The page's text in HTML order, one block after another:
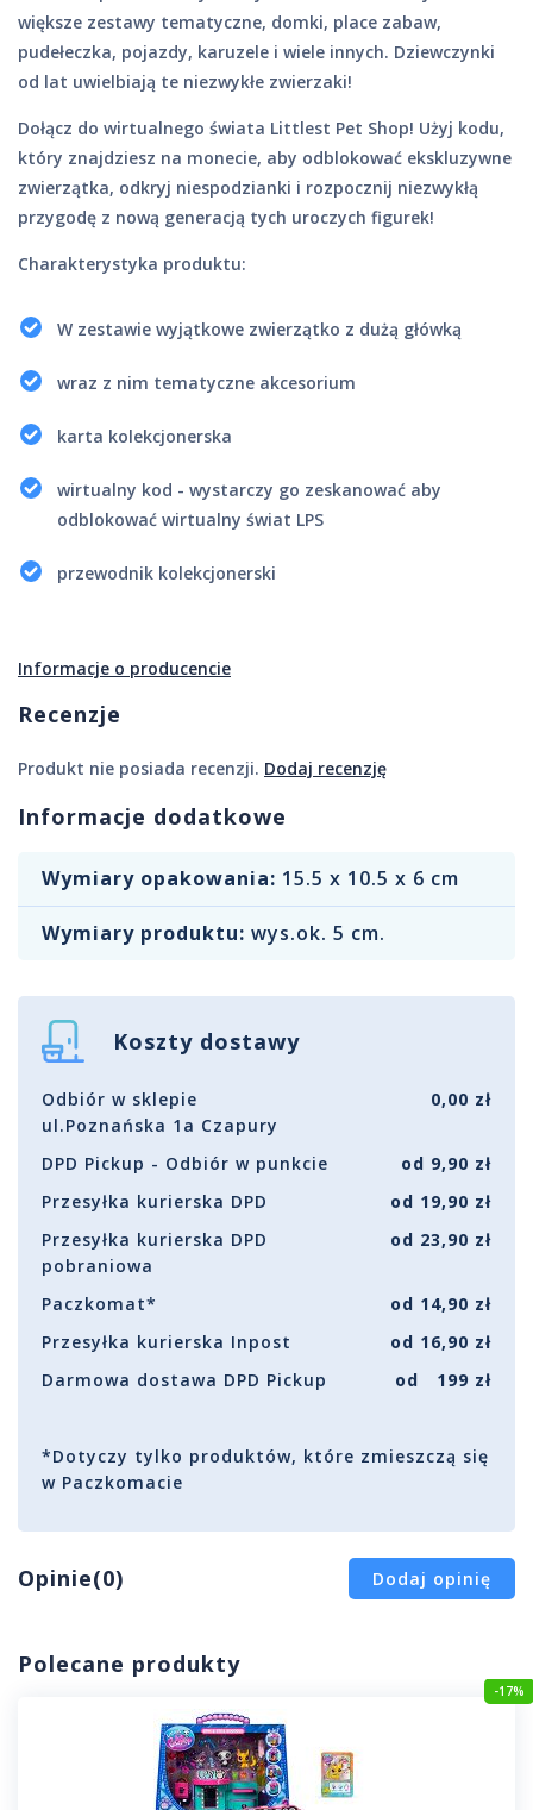
większe zestawy tematyczne, domki, place zabaw,
pudełeczka, pojazdy, karuzele i wiele innych. Dziewczynki
od lat uwielbiają te niezwykłe zwierzaki!
Dołącz do wirtualnego świata Littlest Pet Shop! Użyj kodu,
który znajdziesz na monecie, aby odblokować ekskluzywne
zwierzątka, odkryj niespodzianki i rozpocznij niezwykłą
przygodę z nową generacją tych uroczych figurek!
Charakterystyka produktu:
W zestawie wyjątkowe zwierzątko z dużą główką
wraz z nim tematyczne akcesorium
karta kolekcjonerska
wirtualny kod - wystarczy go zeskanować aby
odblokować wirtualny świat LPS
przewodnik kolekcjonerski
Informacje o producencie
Recenzje
Produkt nie posiada recenzji. Dodaj recenzję
Informacje dodatkowe
Wymiary opakowania: 15.5 x 10.5 x 6 cm
Wymiary produktu: wys.ok. 5 cm.
Koszty dostawy
Odbiór w sklepie
ul.Poznańska 1a Czapury
0,00 zł
DPD Pickup - Odbiór w punkcie
od 9,90 zł
Przesyłka kurierska DPD
od 19,90 zł
Przesyłka kurierska DPD
pobraniowa
od 23,90 zł
Paczkomat*
od 14,90 zł
Przesyłka kurierska Inpost
od 16,90 zł
Darmowa dostawa DPD Pickup
od 199 zł
*Dotyczy tylko produktów, które zmieszczą się
w Paczkomacie
Opinie(0) Dodaj opinię
Polecane produkty
-17%